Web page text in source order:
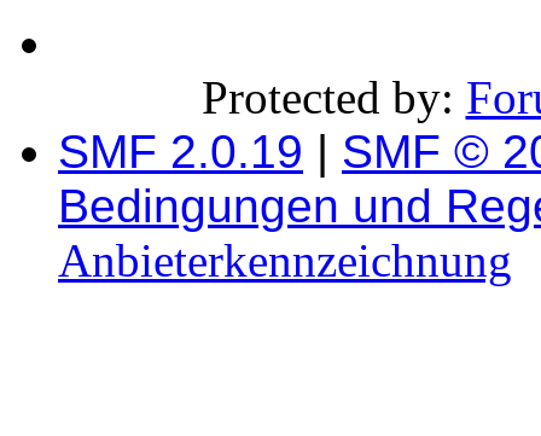
Protected by:
SMF 2.0.19 | SMF ©
Bedingungen und
Anbieterkennzeichnung